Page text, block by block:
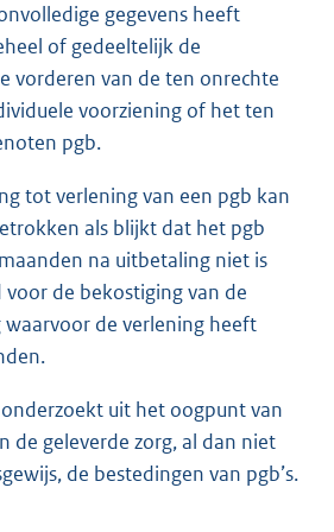
gegevens heeft
of gedeeltelijk de
vorderen van de ten onrechte
voorziening of het ten
pgb.
tot verlening van een pgb kan
als blijkt dat het pgb
na uitbetaling niet is
voor de bekostiging van de
waarvoor de verlening heeft
uit het oogpunt van
de geleverde zorg, al dan niet
de bestedingen van pgb’s.